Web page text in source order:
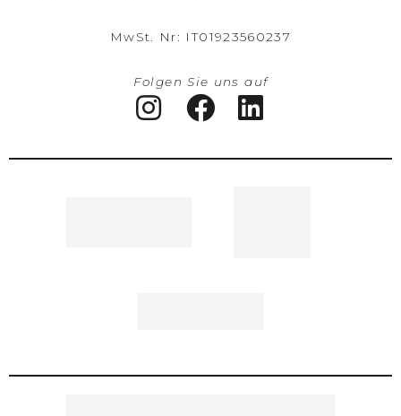
MwSt. Nr: IT01923560237
Folgen Sie uns auf